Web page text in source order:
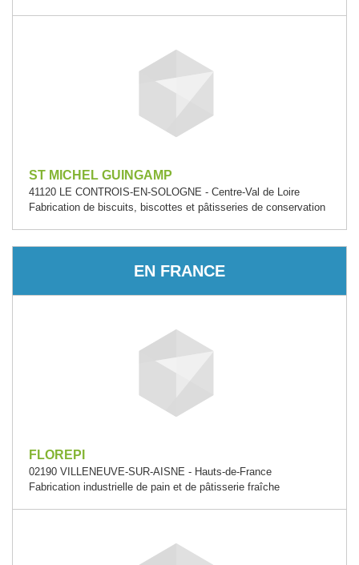
ST MICHEL GUINGAMP
41120 LE CONTROIS-EN-SOLOGNE - Centre-Val de Loire
Fabrication de biscuits, biscottes et pâtisseries de conservation
EN FRANCE
FLOREPI
02190 VILLENEUVE-SUR-AISNE - Hauts-de-France
Fabrication industrielle de pain et de pâtisserie fraîche